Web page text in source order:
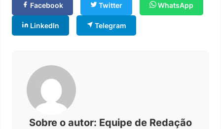
Facebook Twitter WhatsApp
LinkedIn Telegram
Sobre o autor: Equipe de Redação